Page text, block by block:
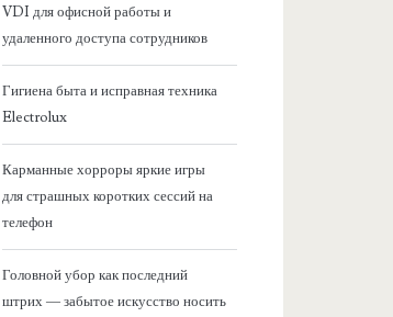
VDI для офисной работы и
удаленного доступа сотрудников
Гигиена быта и исправная техника
Electrolux
Карманные хорроры яркие игры
для страшных коротких сессий на
телефон
Головной убор как последний
штрих — забытое искусство носить